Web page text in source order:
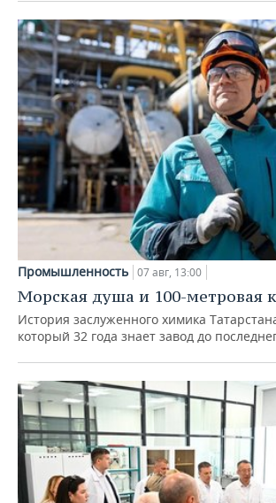
Промышленность 07 авг, 13:00
Морская душа и 100-метровая
История заслуженного химика
который 32 года знает завод до